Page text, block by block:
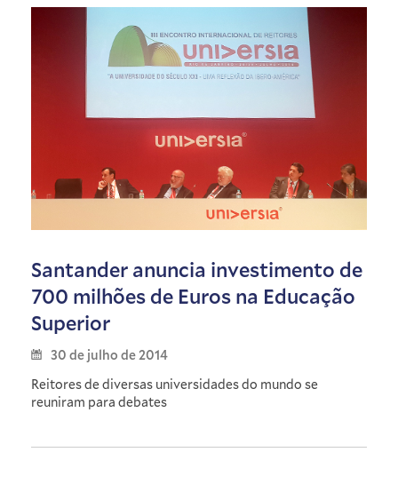
Santander anuncia investimento de
700 milhões de Euros na Educação
Superior
30 de julho de 2014
Reitores de diversas universidades do mundo se
reuniram para debates